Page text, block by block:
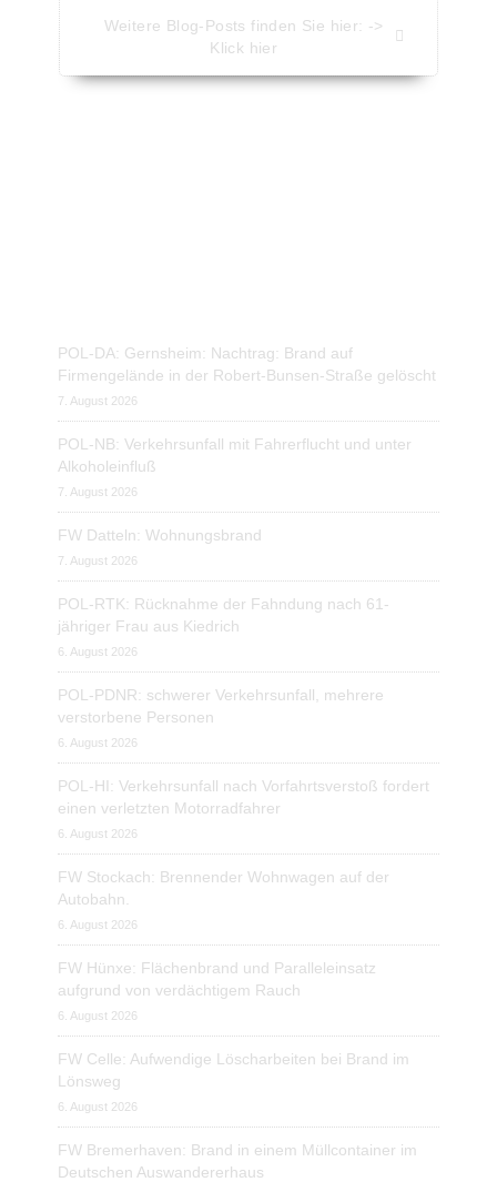
Weitere Blog-Posts finden Sie hier: ->
Klick hier
POL-DA: Gernsheim: Nachtrag: Brand auf
Firmengelände in der Robert-Bunsen-Straße gelöscht
7. August 2026
POL-NB: Verkehrsunfall mit Fahrerflucht und unter
Alkoholeinfluß
7. August 2026
FW Datteln: Wohnungsbrand
7. August 2026
POL-RTK: Rücknahme der Fahndung nach 61-
jähriger Frau aus Kiedrich
6. August 2026
POL-PDNR: schwerer Verkehrsunfall, mehrere
verstorbene Personen
6. August 2026
POL-HI: Verkehrsunfall nach Vorfahrtsverstoß fordert
einen verletzten Motorradfahrer
6. August 2026
FW Stockach: Brennender Wohnwagen auf der
Autobahn.
6. August 2026
FW Hünxe: Flächenbrand und Paralleleinsatz
aufgrund von verdächtigem Rauch
6. August 2026
FW Celle: Aufwendige Löscharbeiten bei Brand im
Lönsweg
6. August 2026
FW Bremerhaven: Brand in einem Müllcontainer im
Deutschen Auswandererhaus